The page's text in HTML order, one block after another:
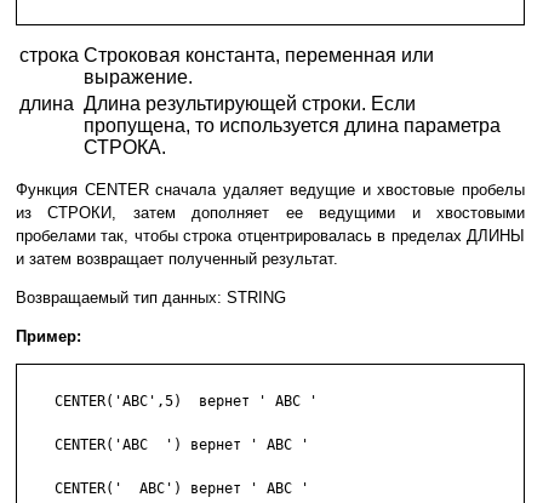
строка Строковая константа, переменная или
выражение.
длина Длина результирующей строки. Если
пропущена, то используется длина параметра
СТРОКА.
Функция CENTER сначала удаляет ведущие и хвостовые пробелы
из СТРОКИ, затем дополняет ее ведущими и хвостовыми
пробелами так, чтобы строка отцентрировалась в пределах ДЛИНЫ
и затем возвращает полученный результат.
Возвращаемый тип данных: STRING
Пример:
    CENTER('ABC',5)  вернет ' ABC '
    CENTER('ABC  ') вернет ' ABC '
    CENTER('  ABC') вернет ' ABC '